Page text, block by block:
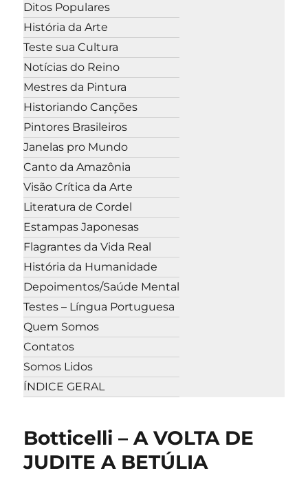
Ditos Populares
História da Arte
Teste sua Cultura
Notícias do Reino
Mestres da Pintura
Historiando Canções
Pintores Brasileiros
Janelas pro Mundo
Canto da Amazônia
Visão Crítica da Arte
Literatura de Cordel
Estampas Japonesas
Flagrantes da Vida Real
História da Humanidade
Depoimentos/Saúde Mental
Testes – Língua Portuguesa
Quem Somos
Contatos
Somos Lidos
ÍNDICE GERAL
Botticelli – A VOLTA DE
JUDITE A BETÚLIA